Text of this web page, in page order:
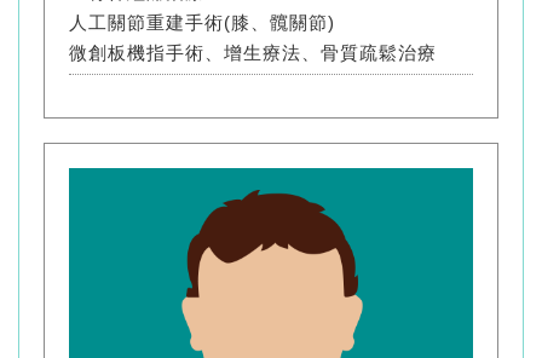
人工關節重建手術(膝、髖關節)
微創板機指手術、增生療法、骨質疏鬆治療